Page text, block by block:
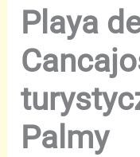
Playa
Palmy